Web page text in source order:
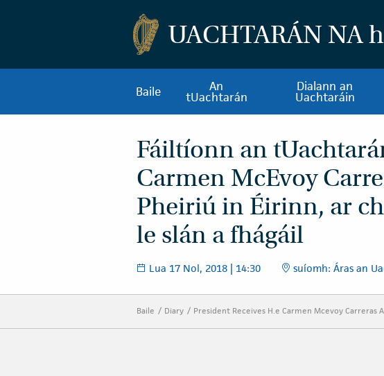
UACHTARÁN NAh
Baile An
tUachtarán
Dialann an
Uachtaráin
Fáiltíonn an
Carmen McEvoy
Pheiriú in Éirinn, ar
le slán a fhágáil
Lua 17 Nol, 2018 | 14:30 suíomh: Áras an
Baile Diary President Receives H.e Carmen Mcevoy Carreras